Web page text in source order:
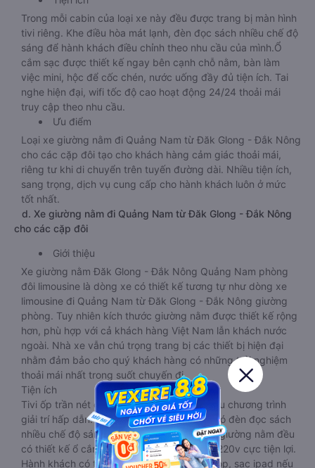
Trong mỗi cabin của loại xe này đều được trang bị màn hình
tivi riêng. Khe điều hòa mát lạnh, đèn đọc sách nhiều chế độ
sáng để hành khách điều chỉnh theo nhu cầu của mình.Ổ
cắm sạc được thiết kế ngay bên cạnh chỗ nằm, bàn làm
việc mini, hộc để cốc chén, nước uống đầy đủ tiện ích. Tai
nghe hiện đại, wifi tốc độ cao hoạt động 24/24 thoải mái
truy cập theo nhu cầu.
Ưu điểm
Loại xe giường nằm đi Quảng Nam từ Đăk Glong - Đắk Nông
cho các cặp đôi tạo cho khách hàng cảm giác thoải mái,
riêng tư khi di chuyển trên tuyến đường dài. Nhiều tiện ích,
sang trọng, dịch vụ cung cấp cho hành khách luôn ở mức
tốt nhất.
d. Xe giường nằm đi Quảng Nam từ Đăk Glong - Đắk Nông
cho các cặp đôi
Giới thiệu
Xe giường nằm Đăk Glong - Đắk Nông Quảng Nam phòng
đôi limousine là dòng xe có thiết kế tương tự như dòng xe
limousine đi Quảng Nam từ Đăk Glong - Đắk Nông giường
phòng. Tuy nhiên kích thước giường nằm được thiết kế rộng
hơn, phù hợp với cả khách hàng Việt Nam lẫn khách nước
ngoài. Nhà xe vẫn chú trọng trang bị các thiết bị hiện đại
nhằm đảm bảo cho quý khách hàng có những trải nghiệm
thoải mái nhất trong suốt chuyến đi.
Tiện ích
Tivi ốp trần nét cứng, đầu HD tích hợp nhiều chương trình
giải trí hấp dẫn. Trong phòng có tai nghe, có đèn đọc sách
nhiều chế độ sáng, wifi tốc độ cao. Tại mỗi giường nằm đều
có thiết kế ổ cắm sạc đa năng nguồn điện 220v cực tiện lợi.
Hành khách có thể sạc điện thoại, sạc laptop, sạc ipad nếu